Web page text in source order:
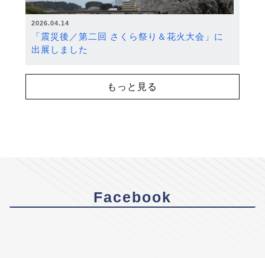
2026.04.14
「震災後／第二回 さくら祭り＆花火大会」に
出展しました
もっと見る
Facebook